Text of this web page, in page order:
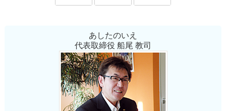
あしたのいえ
代表取締役 船尾 教司